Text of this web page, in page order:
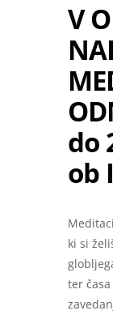
V
do
ob
ki si
ter